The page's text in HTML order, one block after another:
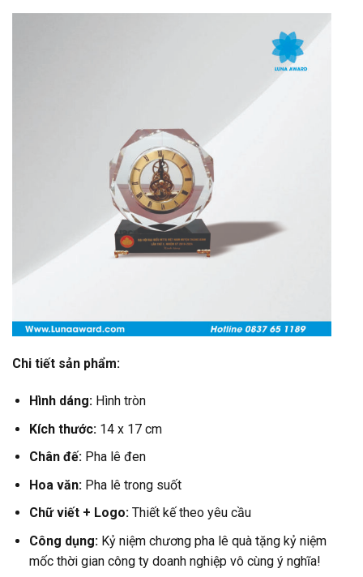
Chi tiết sản phẩm:
Hình dáng:Hình tròn
Kích thước: 14 x 17 cm
Chân đế:Pha lê đen
Hoa văn: Pha lê trong suốt
Chữ viết + Logo: Thiết kế theo yêu cầu
Công dụng:Kỷ niệm chương pha lê quà tặng kỷ niệm
mốc thời gian công ty doanh nghiệp vô cùng ý nghĩa!